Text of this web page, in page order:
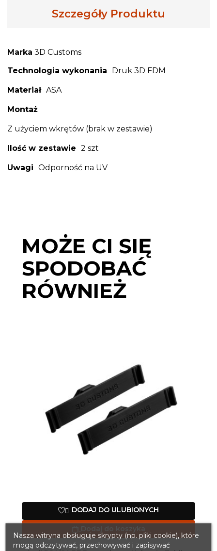
Szczegóły Produktu
Marka 3D Customs
Technologia wykonania
Druk 3D FDM
Materiał ASA
Montaż
Z użyciem wkrętów (brak w zestawie)
Ilość w zestawie 2 szt
Uwagi Odporność na UV
MOŻE CI SIĘ
SPODOBAĆ
RÓWNIEŻ
 DODAJ DO ULUBIONYCH
Dodaj do koszyka
Nasza witryna obsługuje skrypty (np. pliki cookie), które
mogą odczytywać, przechowywać i zapisywać